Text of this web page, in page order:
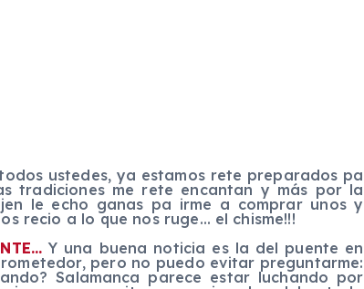
ustedes, ya estamos rete preparados pa
tradiciones me rete encantan y más por la
le echo ganas pa irme a comprar unos y
recio a lo que nos ruge… el chisme!!!
Y una buena noticia es la del puente en
pero no puedo evitar preguntarme:
Salamanca parece estar luchando por